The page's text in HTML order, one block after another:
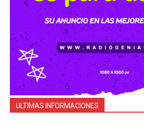
ULTIMAS INFORMACIONES